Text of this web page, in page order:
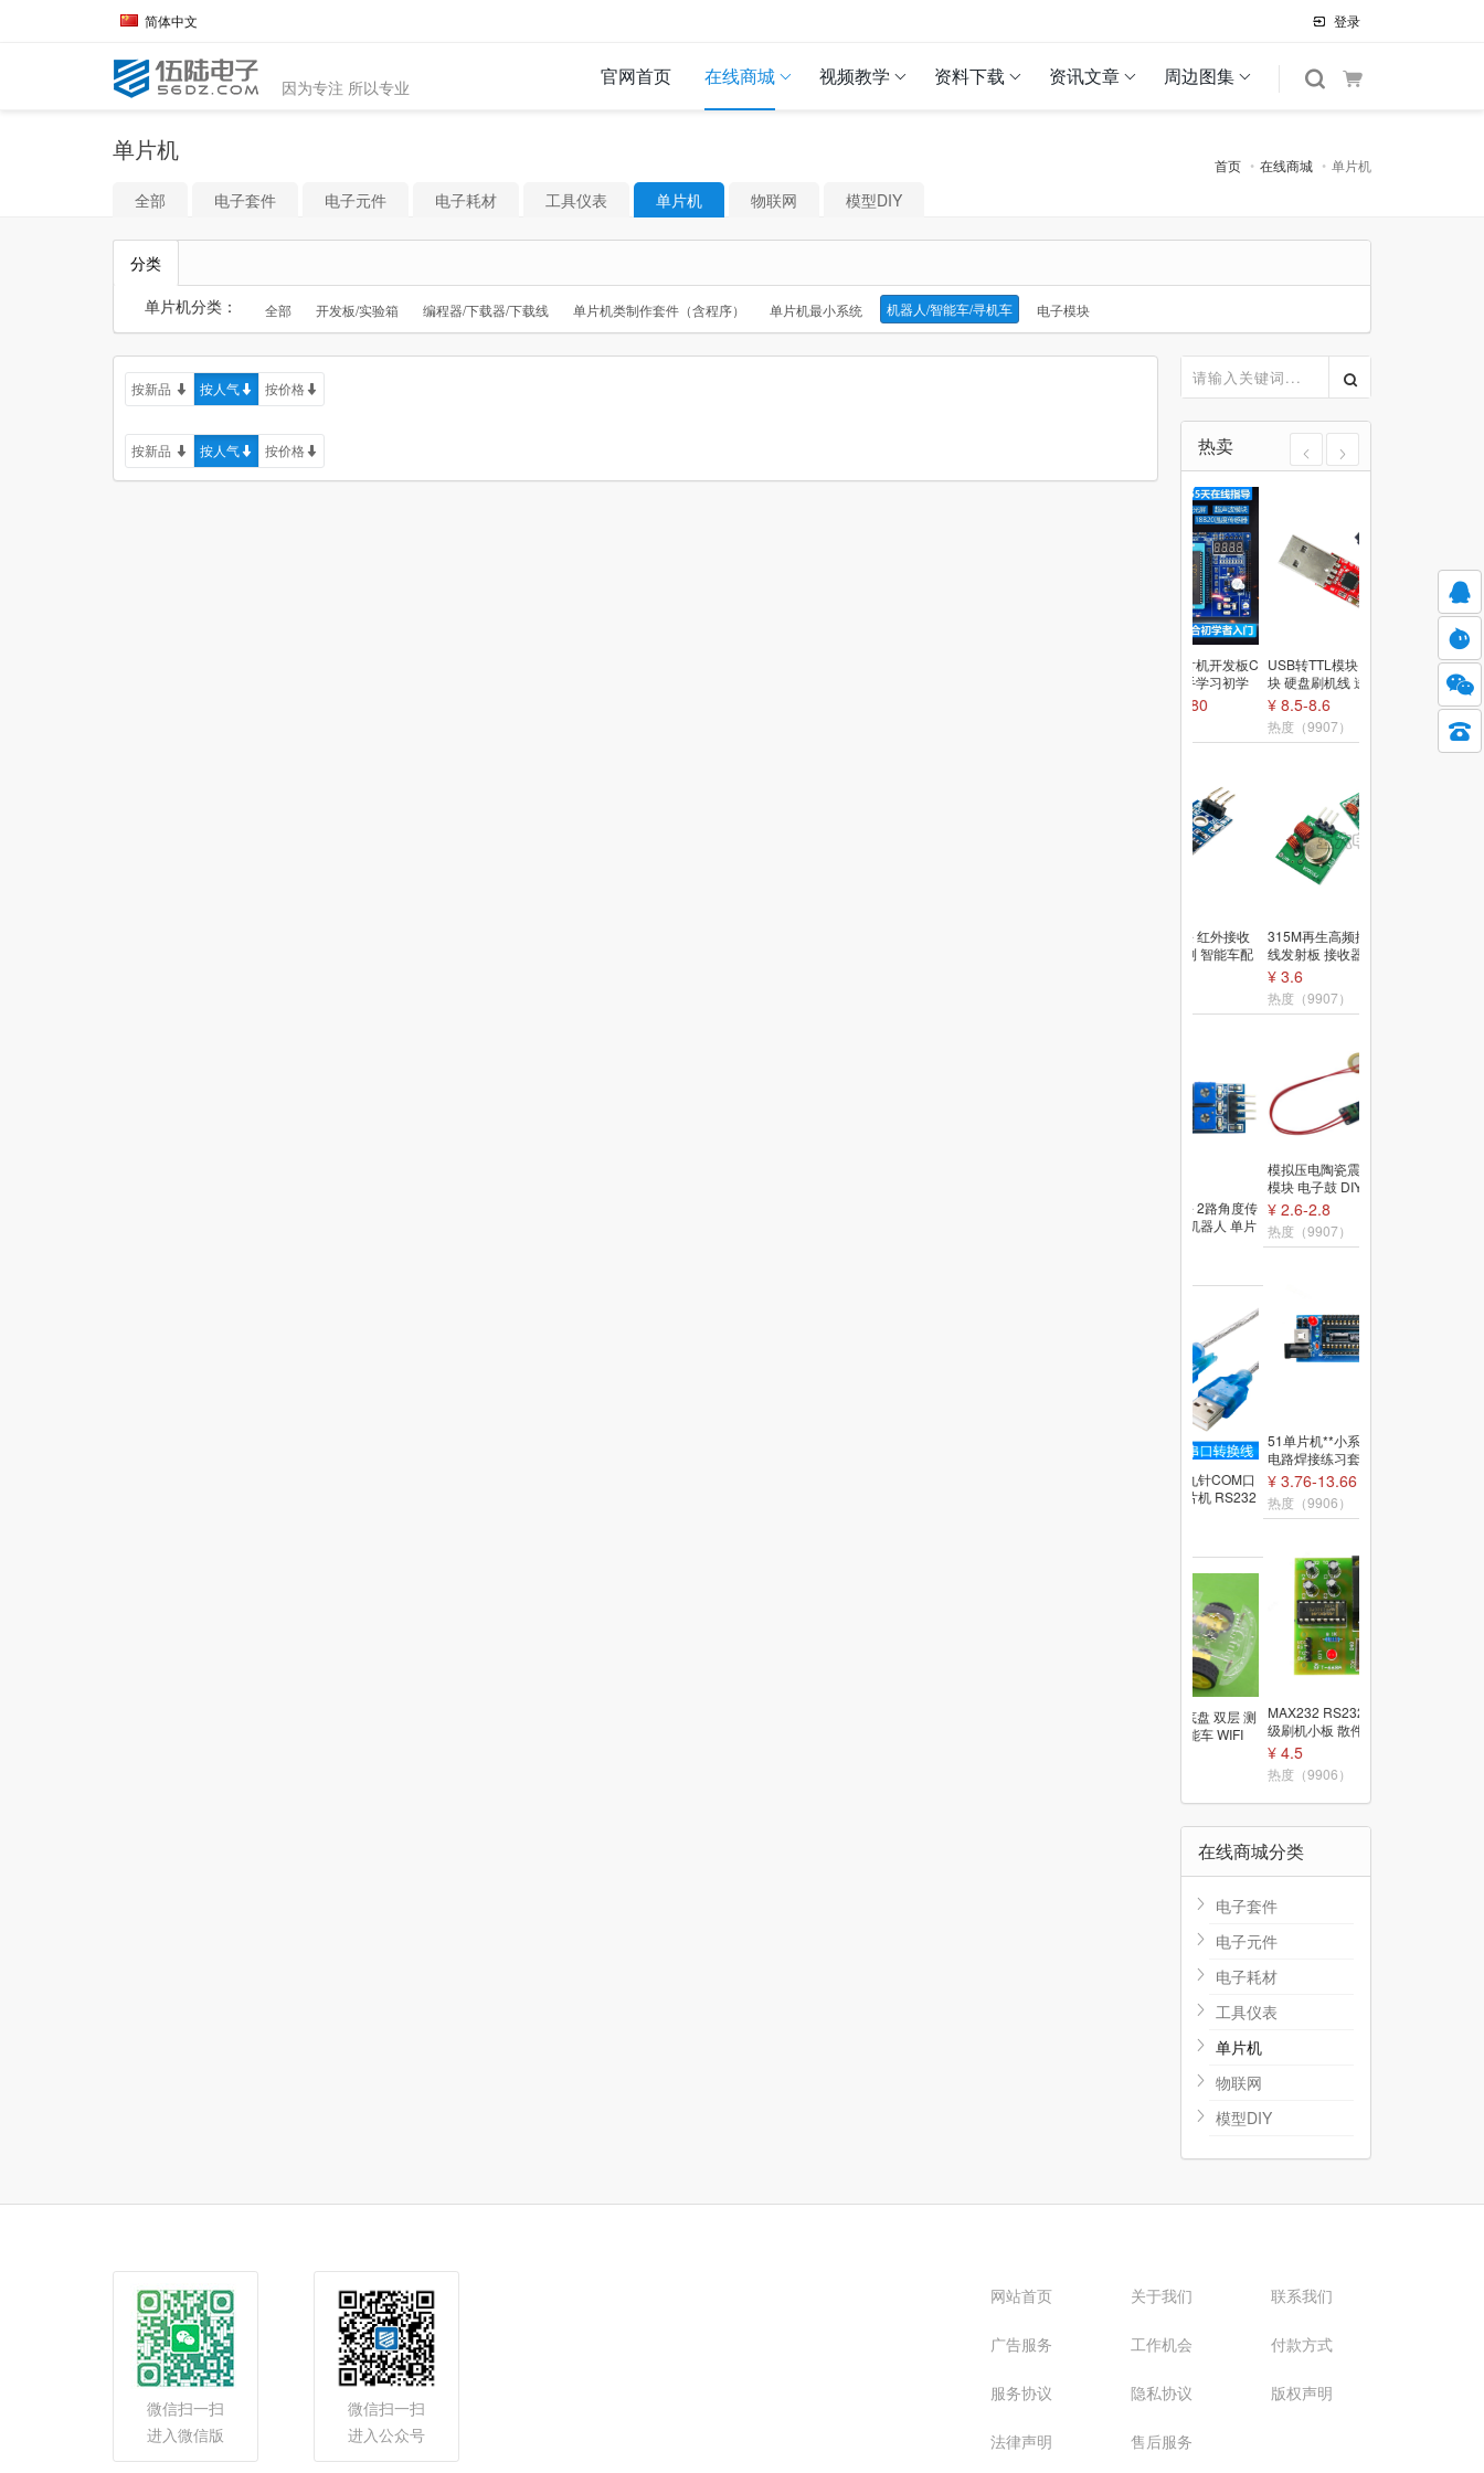
简体中文 登录
因为专注 所以专业 官网首页 在线商城 视频教学 资料下载 资讯文章 周边图集
单片机
首页 在线商城 单片机
全部 电子套件 电子元件 电子耗材 工具仪表 单片机 物联网 模型DIY
分类
单片机分类：
全部 开发板/实验箱 编程器/下载器/下载线 单片机类制作套件（含程序） 单片机最小系统 机器人/智能车/寻机车 电子模块
按新品 按人气 按价格
按新品 按人气 按价格 热卖
USB转TTL模块 CP2102模
块 硬盘刷机线 送杜邦线 S
TC单片机下载器
¥ 8.5-8.6
热度（9907）
315M再生高频接收模块无
线发射板 接收器 电子遥控
热度（9907）
模拟压电陶瓷震动传感器
模块 电子鼓 DIY电子积木
单片机模块
¥ 2.6-2.8
热度（9907）
51单片机**小系统板 电子
电路焊接练习套件 STC89
C52 核心DIY散件
¥ 3.76-13.66
热度（9906）
MAX232 RS232转TTL 升
级刷机小板 散件 STC单片
机ISP下载器套件
热度（9906）
在线商城分类
电子套件
电子元件
电子耗材
工具仪表
单片机
物联网
模型DIY
微信扫一扫
进入微信版
微信扫一扫
进入公众号
网站首页 关于我们 联系我们
广告服务 工作机会 付款方式
服务协议 隐私协议 版权声明
法律声明 售后服务